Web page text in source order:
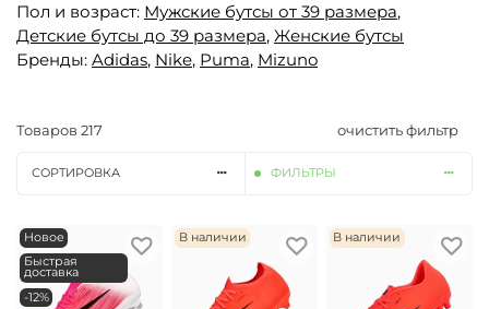
Пол и возраст: Мужские бутсы от 39 размера,
Детские бутсы до 39 размера, Женские бутсы
Бренды: Adidas, Nike, Puma, Mizuno
Товаров 217 очистить фильтр
СОРТИРОВКА ФИЛЬТРЫ
Новое
Быстрая
доставка
-12%
В наличии В наличии